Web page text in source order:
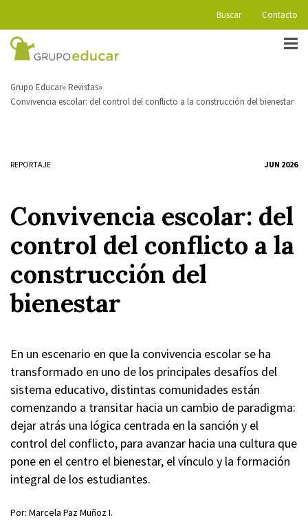
Buscar Contacto
Grupo Educar Revistas
Convivencia escolar: del control del conflicto a la construcción del bienestar
REPORTAJE JUN 2026
Convivencia escolar: del
control del conflicto a la
construcción del
bienestar
En un escenario en que la convivencia escolar se ha
transformado en uno de los principales desafíos del
sistema educativo, distintas comunidades están
comenzando a transitar hacia un cambio de paradigma:
dejar atrás una lógica centrada en la sanción y el
control del conflicto, para avanzar hacia una cultura que
pone en el centro el bienestar, el vínculo y la formación
integral de los estudiantes.
Por: Marcela Paz Muñoz I.